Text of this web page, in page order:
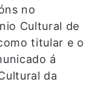
no
Cultural de
titular e o
á
da